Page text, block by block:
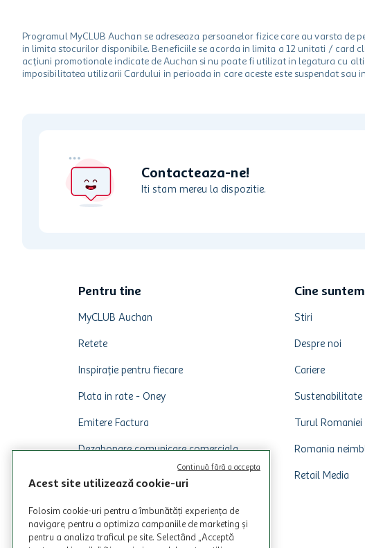
Programul MyCLUB Auchan se adreseaza persoanelor fizice care au varsta
in limita stocurilor disponibile. Beneficiile se acorda in limita a 12 unitati /
acțiuni promotionale indicate de Auchan si nu poate fi utilizat in legatura cu
imposibilitatea utilizarii Cardului in perioada in care aceste este suspendat
Contacteaza-ne!
Iti stam mereu la dispozitie.
Pentru tine
MyCLUB Auchan
Retete
Inspirație pentru fiecare
Plata in rate - Oney
Emitere Factura
Dezabonare comunicare comerciala
Cine suntem
Stiri
Despre noi
Cariere
Sustenabilitate
Turul Romaniei
Romania
Retail Media
Acest site utilizează cookie-uri
Folosim cookie-uri pentru a îmbunătăți experiența de
navigare, pentru a optimiza campaniile de marketing și
pentru a analiza traficul pe site. Selectând „Acceptă
Continuă fără a accepta